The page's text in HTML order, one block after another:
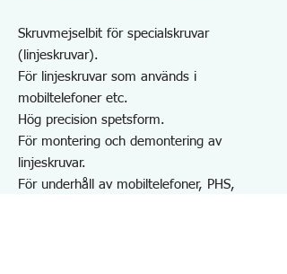
Skruvmejselbit för specialskruvar
(linjeskruvar).
För linjeskruvar som används i
mobiltelefoner etc.
Hög precision spetsform.
För montering och demontering av
linjeskruvar.
För underhåll av mobiltelefoner, PHS,